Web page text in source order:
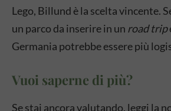
Lego, Billund è la scelta vincente.
un parco da inserire in un road trip
Germania potrebbe essere più
Vuoi saperne di più?
Se stai ancora valutando, leggi la